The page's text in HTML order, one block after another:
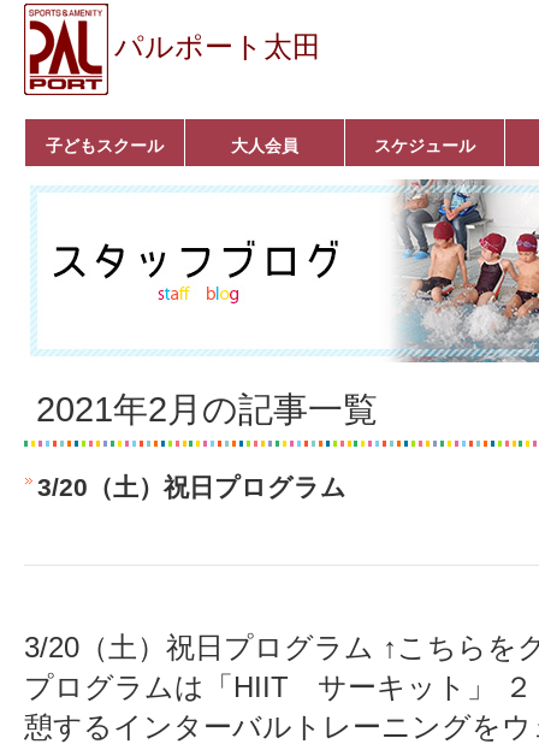
パルポート太田
子どもスクール
ベビーコース
幼児コース
小学生コース
育成コース
選手コース
キッズパーク(体操教
室)
クラシックバレエ
ボルダリング
■入会案内
大人会員
いきいきコース
トライアスロン
フィットネス
■入会案内
スケジュール
2021年2月の記事一覧
3/20（土）祝日プログラム
3/20（土）祝日プログラム ↑こちらを
プログラムは「HIIT サーキット」 ２
憩するインターバルトレーニングを